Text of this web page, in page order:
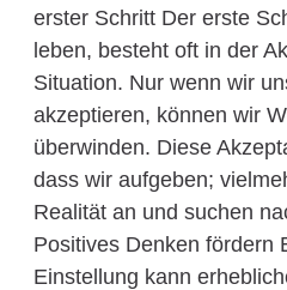
erster Schritt Der erste
leben, besteht oft in der
Situation. Nur wenn wir
akzeptieren, können wir
überwinden. Diese
dass wir aufgeben;
Realität an und suchen
Positives Denken fördern
Einstellung kann